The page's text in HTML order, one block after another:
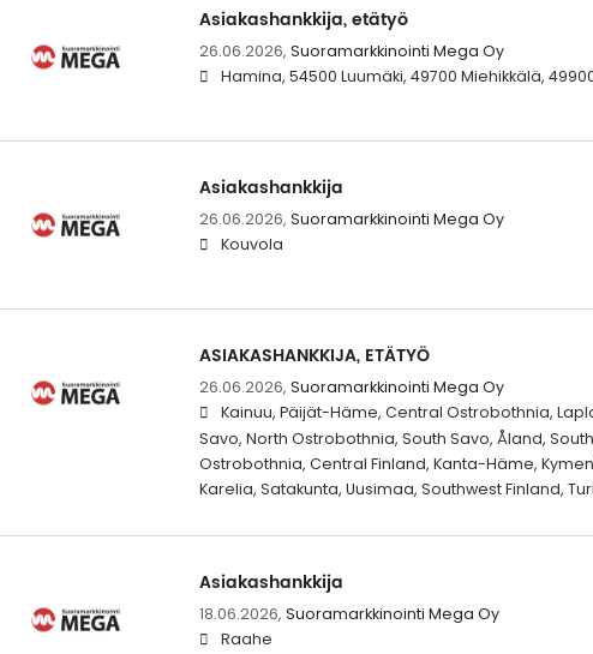
Asiakashankkija, etätyö
26.06.2026, Suoramarkkinointi Mega Oy
Hamina, 54500 Luumäki, 49700 Miehikkälä,
Asiakashankkija
26.06.2026, Suoramarkkinointi Mega Oy
Kouvola
ASIAKASHANKKIJA, ETÄTYÖ
26.06.2026, Suoramarkkinointi Mega Oy
Kainuu, Päijät-Häme, Central Ostrobothnia,
Savo, North Ostrobothnia, South Savo, Åland,
Ostrobothnia, Central Finland, Kanta-Häme,
Karelia, Satakunta, Uusimaa, Southwest Finland,
Asiakashankkija
18.06.2026, Suoramarkkinointi Mega Oy
Raahe